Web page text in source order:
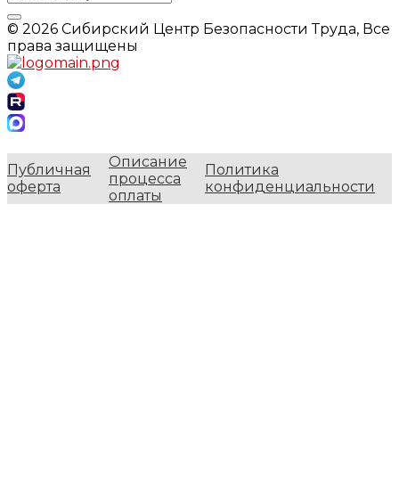
© 2026 Сибирский Центр Безопасности Труда, Все
права защищены
Публичная
оферта
Описание
процесса
оплаты
Политика
конфиденциальности